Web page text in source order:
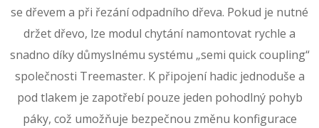
se dřevem a při řezání odpadního dřeva. Pokud je nutné
držet dřevo, lze modul chytání namontovat rychle a
snadno díky důmyslnému systému „semi quick coupling“
společnosti Treemaster. K připojení hadic jednoduše a
pod tlakem je zapotřebí pouze jeden pohodlný pohyb
páky, což umožňuje bezpečnou změnu konfigurace